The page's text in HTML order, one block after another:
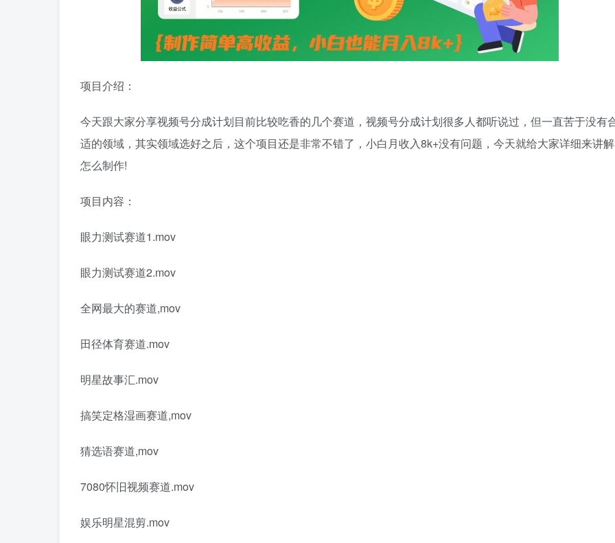
项目介绍：
今天跟大家分享视频号分成计划目前比较吃香的几个赛道，视频号分成计划很多人都听说过，但一直苦于没有
适的领域，其实领域选好之后，这个项目还是非常不错了，小白月收入8k+没有问题，今天就给大家详细来讲解
怎么制作!
项目内容：
眼力测试赛道1.mov
眼力测试赛道2.mov
全网最大的赛道,mov
田径体育赛道.mov
明星故事汇.mov
搞笑定格湿画赛道,mov
猜选语赛道,mov
7080怀旧视频赛道.mov
娱乐明星混剪.mov